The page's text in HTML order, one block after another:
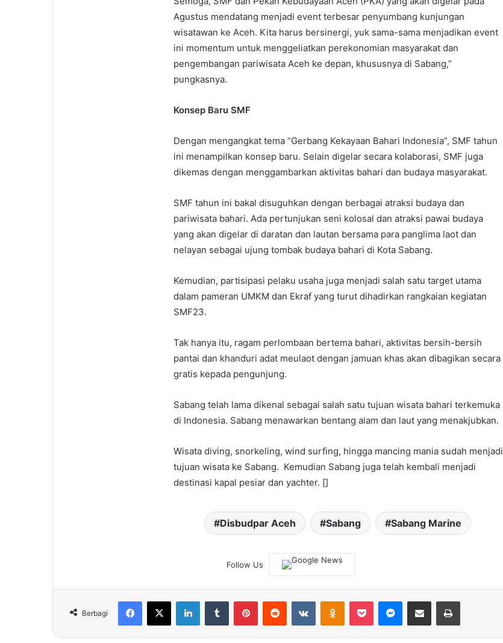
Agustus mendatang menjadi event terbesar penyumbang kunjungan
wisatawan ke Aceh. Kita harus bersinergi, yuk sama-sama menjadikan event
ini momentum untuk menggeliatkan perekonomian masyarakat dan
pengembangan pariwisata Aceh ke depan, khususnya di Sabang,”
pungkasnya.
Konsep Baru SMF
Dengan mengangkat tema “Gerbang Kekayaan Bahari Indonesia”, SMF tahun
ini menampilkan konsep baru. Selain digelar secara kolaborasi, SMF juga
dikemas dengan menggambarkan aktivitas bahari dan budaya masyarakat.
SMF tahun ini bakal disuguhkan dengan berbagai atraksi budaya dan
pariwisata bahari. Ada pertunjukan seni kolosal dan atraksi pawai budaya
yang akan digelar di daratan dan lautan bersama para panglima laot dan
nelayan sebagai ujung tombak budaya bahari di Kota Sabang.
Kemudian, partisipasi pelaku usaha juga menjadi salah satu target utama
dalam pameran UMKM dan Ekraf yang turut dihadirkan rangkaian kegiatan
SMF23.
Tak hanya itu, ragam perlombaan bertema bahari, aktivitas bersih-bersih
pantai dan khanduri adat meulaot dengan jamuan khas akan dibagikan secara
gratis kepada pengunjung.
Sabang telah lama dikenal sebagai salah satu tujuan wisata bahari terkemuka
di Indonesia. Sabang menawarkan bentang alam dan laut yang menakjubkan.
Wisata diving, snorkeling, wind surfing, hingga mancing mania sudah menjadi
tujuan wisata ke Sabang. Kemudian Sabang juga telah kembali menjadi
destinasi kapal pesiar dan yachter. []
Disbudpar Aceh Sabang Sabang Marine
Follow Us
Berbagi
Facebook
X LinkedInTumblr PinterestReddit VKontakteOdnoklassniki
Pocket Messenger
Share via Email Print